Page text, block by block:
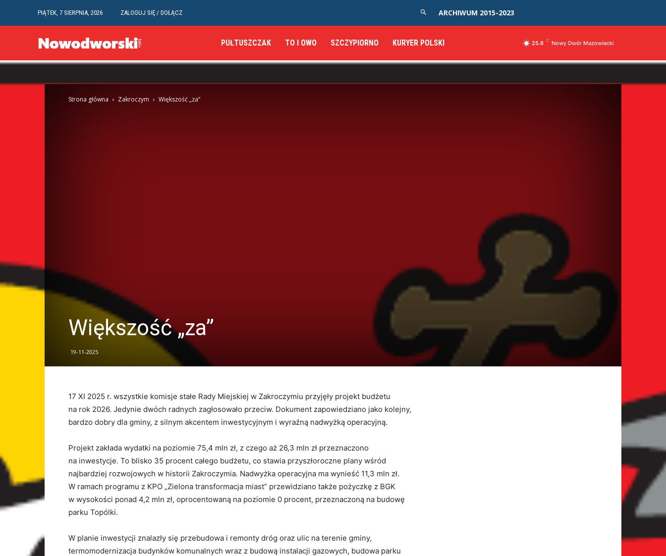
PIĄTEK, 7 SIERPNIA, 2026 ZALOGUJ SIĘ / DOŁĄCZ ARCHIWUM 2015-2023
PUŁTUSZCZAK TO I OWO SZCZYPIORNO KURYER POLSKI 25.6 C Nowy Dwór Mazowiecki
Strona główna Zakroczym Większość „za”
Większość „za”
19-11-2025
17 XI 2025 r. wszystkie komisje stałe Rady Miejskiej w Zakroczymiu przyjęły projekt budżetu
na rok 2026. Jedynie dwóch radnych zagłosowało przeciw. Dokument zapowiedziano jako kolejny,
bardzo dobry dla gminy, z silnym akcentem inwestycyjnym i wyraźną nadwyżką operacyjną.
Projekt zakłada wydatki na poziomie 75,4 mln zł, z czego aż 26,3 mln zł przeznaczono
na inwestycje. To blisko 35 procent całego budżetu, co stawia przyszłoroczne plany wśród
najbardziej rozwojowych w historii Zakroczymia. Nadwyżka operacyjna ma wynieść 11,3 mln zł.
W ramach programu z KPO „Zielona transformacja miast” przewidziano także pożyczkę z BGK
w wysokości ponad 4,2 mln zł, oprocentowaną na poziomie 0 procent, przeznaczoną na budowę
parku Topólki.
W planie inwestycji znalazły się przebudowa i remonty dróg oraz ulic na terenie gminy,
termomodernizacja budynków komunalnych wraz z budową instalacji gazowych, budowa parku